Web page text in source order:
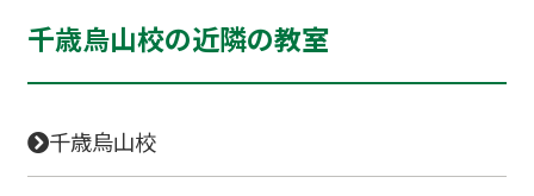
千歳烏山校の近隣の教室
千歳烏山校